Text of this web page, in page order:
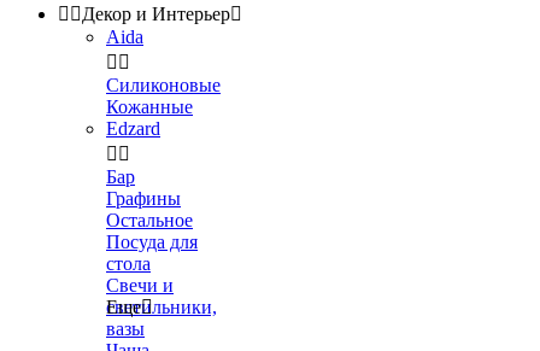
 Декор и Интерьер
Aida
 
Силиконовые
Кожанные
Edzard
 
Бар
Графины
Остальное
Посуда для
стола
Свечи и
светильники,
вазы
Еще